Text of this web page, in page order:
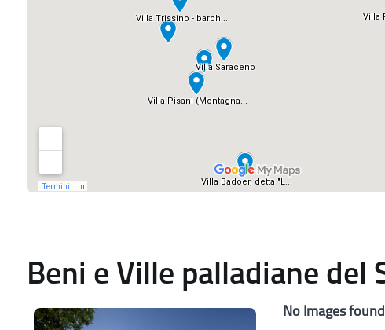
Beni e Ville palladiane del
No Images